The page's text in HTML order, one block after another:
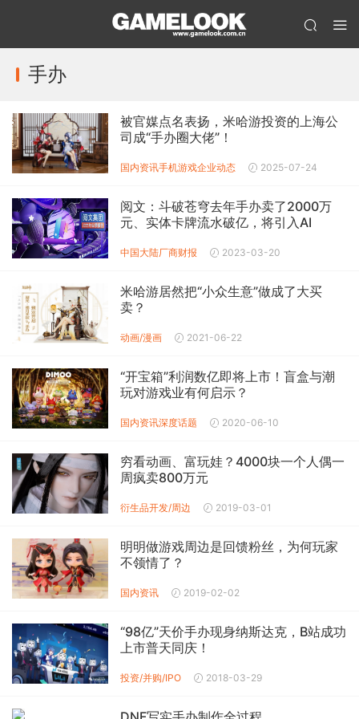
手办
被官媒点名表扬，米哈游投资的上海公
司成“手办圈大佬”！
国内资讯手机游戏企业动态 2025-07-24
阅文：斗破苍穹去年手办卖了2000万
元、实体卡牌流水破亿，将引入AI
中国大陆厂商财报 2023-03-20
米哈游居然把“小众生意”做成了大买
卖？
动画/漫画 2021-06-22
“开宝箱”利润数亿即将上市！盲盒与潮
玩对游戏业有何启示？
国内资讯深度话题 2020-06-10
穷看动画、富玩娃？4000块一个人偶一
周疯卖800万元
衍生品开发/周边 2019-03-01
明明做游戏周边是回馈粉丝，为何玩家
不领情了？
国内资讯 2019-02-02
“98亿”天价手办现身纳斯达克，B站成功
上市普天同庆！
投资/并购/IPO 2018-03-29